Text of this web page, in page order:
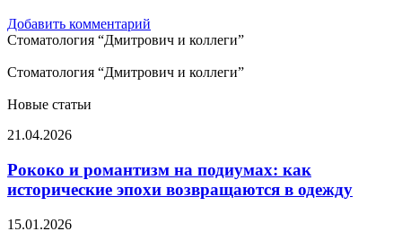
Добавить комментарий
Стоматология “Дмитрович и коллеги”
Стоматология “Дмитрович и коллеги”
Новые статьи
Рококо
романтизм
на
подиумах:
исторические
21.04.2026
Рококо и романтизм на подиумах: как
исторические эпохи возвращаются в одежду
В
15.01.2026